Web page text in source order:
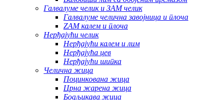
Галвалуме челик и ЗАМ челик
Галвалуме челична завојница и плоча
ZAM калем и плоча
Нерђајући челик
Нерђајући калем и лим
Нерђајућа цев
Нерђајући шипка
Челична жица
Поцинкована жица
Црна жарена жица
Бодљикава жица